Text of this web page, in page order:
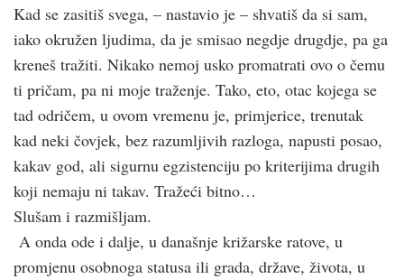
Kad se zasitiš svega, – nastavio je – shvatiš da si sam,
iako okružen ljudima, da je smisao negdje drugdje, pa ga
kreneš tražiti. Nikako nemoj usko promatrati ovo o čemu
ti pričam, pa ni moje traženje. Tako, eto, otac kojega se
tad odričem, u ovom vremenu je, primjerice, trenutak
kad neki čovjek, bez razumljivih razloga, napusti posao,
kakav god, ali sigurnu egzistenciju po kriterijima drugih
koji nemaju ni takav. Tražeći bitno…
Slušam i razmišljam.
A onda ode i dalje, u današnje križarske ratove, u
promjenu osobnoga statusa ili grada, države, života, u